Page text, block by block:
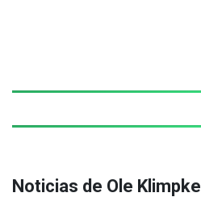
Noticias de Ole Klimpke